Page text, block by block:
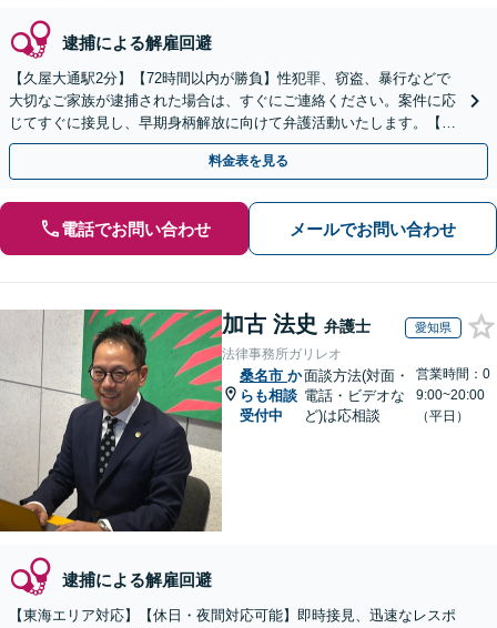
逮捕による解雇回避
【久屋大通駅2分】【72時間以内が勝負】性犯罪、窃盗、暴行などで
大切なご家族が逮捕された場合は、すぐにご連絡ください。案件に応
じてすぐに接見し、早期身柄解放に向けて弁護活動いたします。【休
日・夜間面談可能】【ご依頼時は相談料無料】
料金表を見る
電話でお問い合わせ メールでお問い合わせ
加古 法史 弁護士 愛知県
法律事務所ガリレオ
桑名市 か
らも相談
受付中
面談方法(対面・
電話・ビデオな
ど)は応相談
営業時間：0
9:00~20:00
（平日）
逮捕による解雇回避
【東海エリア対応】【休日・夜間対応可能】即時接見、迅速なレスポ